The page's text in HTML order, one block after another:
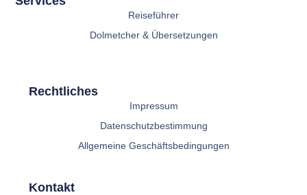
Reiseführer
Dolmetcher & Übersetzungen
Rechtliches
Impressum
Datenschutzbestimmung
Allgemeine Geschäftsbedingungen
Kontakt